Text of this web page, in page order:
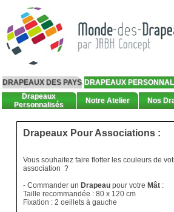
DRAPEAUX DES PAYS DRAPEAUX
Drapeaux
Personnalisés
Notre Atelier Nos
Drapeaux Pour Associations :
Vous souhaitez faire flotter les couleurs de
association ?
- Commander un Drapeaupour votre Mât:
Taille recommandée : 80 x 120 cm
Fixation : 2 oeillets à gauche